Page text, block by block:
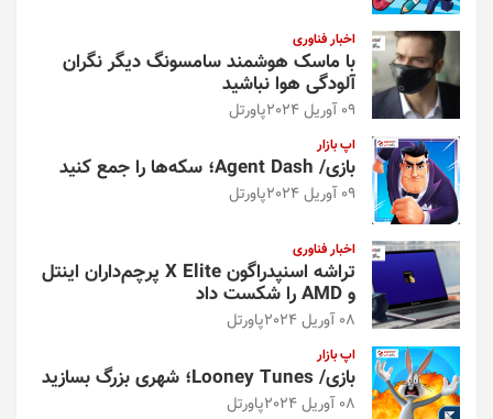
اخبار فناوری
با ماسک هوشمند سامسونگ دیگر نگران
آلودگی هوا نباشید
09 آوریل 2024 پاورتل
اپ بازار
بازی/ Agent Dash؛ سکه‌ها را جمع کنید
09 آوریل 2024 پاورتل
اخبار فناوری
تراشه اسنپدراگون X Elite پرچم‌داران اینتل
و AMD را شکست داد
08 آوریل 2024 پاورتل
اپ بازار
بازی/ Looney Tunes؛ شهری بزرگ بسازید
08 آوریل 2024 پاورتل